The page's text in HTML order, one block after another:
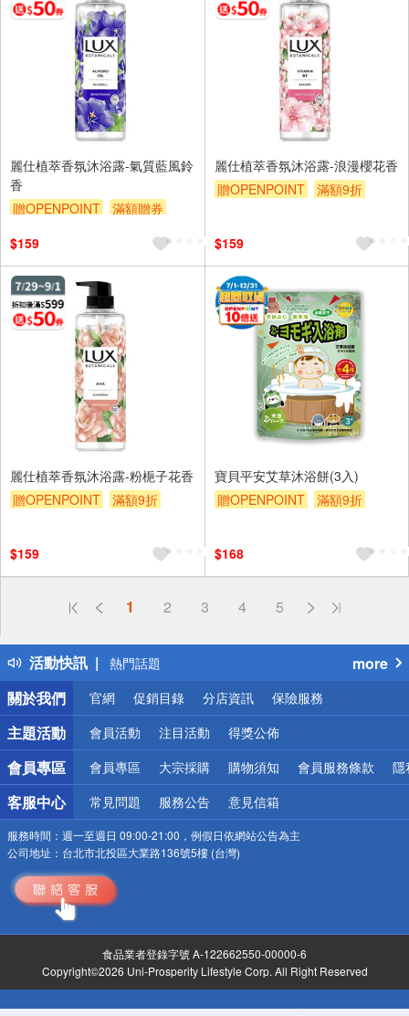
麗仕植萃香氛沐浴露-氣質藍風鈴
香
贈OPENPOINT
滿額贈券
$159
麗仕植萃香氛沐浴露-浪漫櫻花香
贈OPENPOINT
滿額9折
$159
麗仕植萃香氛沐浴露-粉梔子花香
贈OPENPOINT
滿額9折
$159
寶貝平安艾草沐浴餅(3入)
贈OPENPOINT
滿額9折
$168
1 2 3 4 5
活動快訊
偏遠地區配送
得獎公告
熱門話題
銀行優惠
偏遠地區配送
詐騙網頁！請小心！
more
關於我們
官網 促銷目錄 分店資訊 保險服務
主題活動 會員活動 注目活動 得獎公佈
會員專區 會員專區 大宗採購 購物須知 會員服務條款 隱
客服中心 常見問題 服務公告 意見信箱
服務時間： 週一至週日 09:00-21:00，例假日依網站公告為主
公司地址： 台北市北投區大業路136號5樓 (台灣)
食品業者登錄字號 A-122662550-00000-6
Copyright©2026 Uni-Prosperity Lifestyle Corp. All Right Reserved